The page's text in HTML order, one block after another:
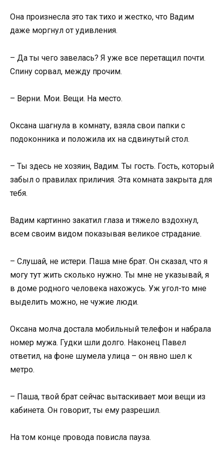
Она произнесла это так тихо и жестко, что Вадим
даже моргнул от удивления.
– Да ты чего завелась? Я уже все перетащил почти.
Спину сорвал, между прочим.
– Верни. Мои. Вещи. На место.
Оксана шагнула в комнату, взяла свои папки с
подоконника и положила их на сдвинутый стол.
– Ты здесь не хозяин, Вадим. Ты гость. Гость, который
забыл о правилах приличия. Эта комната закрыта для
тебя.
Вадим картинно закатил глаза и тяжело вздохнул,
всем своим видом показывая великое страдание.
– Слушай, не истери. Паша мне брат. Он сказал, что я
могу тут жить сколько нужно. Ты мне не указывай, я
в доме родного человека нахожусь. Уж угол-то мне
выделить можно, не чужие люди.
Оксана молча достала мобильный телефон и набрала
номер мужа. Гудки шли долго. Наконец Павел
ответил, на фоне шумела улица – он явно шел к
метро.
– Паша, твой брат сейчас вытаскивает мои вещи из
кабинета. Он говорит, ты ему разрешил.
На том конце провода повисла пауза.